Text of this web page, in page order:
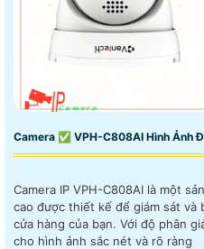
Camera ✅ VPH-C808AI Hình Ảnh
Camera IP VPH-C808AI là một
cao được thiết kế để giám sát và
cửa hàng của bạn. Với độ phân giải cao Full HD 1080P, camera này
cho hình ảnh sắc nét và rõ ràng